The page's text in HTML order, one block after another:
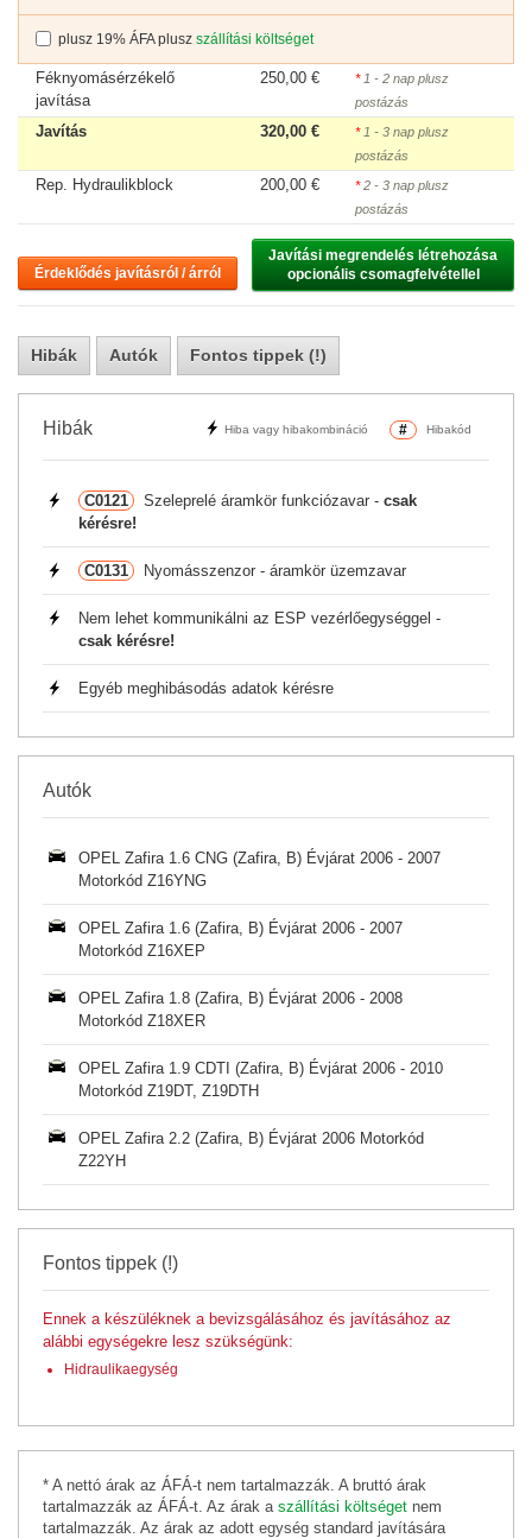
plusz 19% ÁFA plusz szállítási költséget
Féknyomásérzékelő
javítása
250,00 € *1 - 2 nap plusz
postázás
Javítás 320,00 € *1 - 3 nap plusz
postázás
Rep. Hydraulikblock 200,00 € *2 - 3 nap plusz
postázás
Érdeklődés javításról / árról
Javítási megrendelés létrehozása
opcionális csomagfelvétellel
Hibák Autók Fontos tippek (!)
Hibák Hiba vagy hibakombináció # Hibakód
C0121 Szeleprelé áramkör funkciózavar - csak
kérésre!
C0131 Nyomásszenzor - áramkör üzemzavar
Nem lehet kommunikálni az ESP vezérlőegységgel -
csak kérésre!
Egyéb meghibásodás adatok kérésre
Autók
OPEL Zafira 1.6 CNG (Zafira, B) Évjárat 2006 - 2007
Motorkód Z16YNG
OPEL Zafira 1.6 (Zafira, B) Évjárat 2006 - 2007
Motorkód Z16XEP
OPEL Zafira 1.8 (Zafira, B) Évjárat 2006 - 2008
Motorkód Z18XER
OPEL Zafira 1.9 CDTI (Zafira, B) Évjárat 2006 - 2010
Motorkód Z19DT, Z19DTH
OPEL Zafira 2.2 (Zafira, B) Évjárat 2006 Motorkód
Z22YH
Fontos tippek (!)
Ennek a készüléknek a bevizsgálásához és javításához az
alábbi egységekre lesz szükségünk:
Hidraulikaegység
* A nettó árak az ÁFÁ-t nem tartalmazzák. A bruttó árak
tartalmazzák az ÁFÁ-t. Az árak a szállítási költséget nem
tartalmazzák. Az árak az adott egység standard javítására